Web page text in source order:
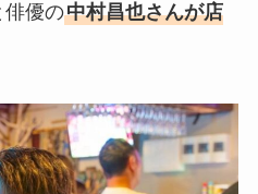
俳優の中村昌也さんが店